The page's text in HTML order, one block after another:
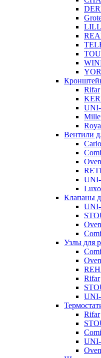
Rifar
Вентили
Клапаны
Узлы для
Rifar
Rifar